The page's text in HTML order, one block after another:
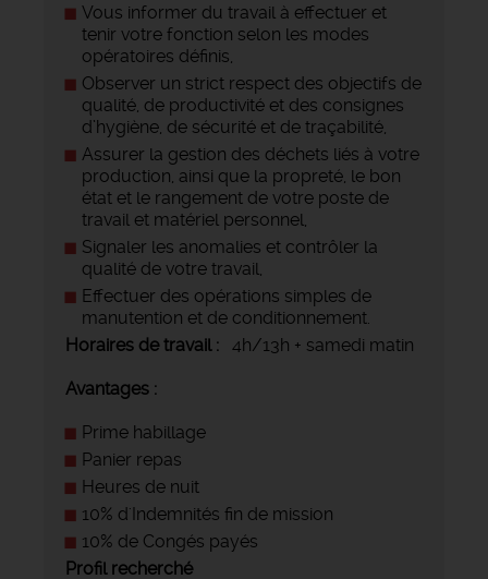
Vous informer du travail à effectuer et
tenir votre fonction selon les modes
opératoires définis,
Observer un strict respect des objectifs de
qualité, de productivité et des consignes
d’hygiène, de sécurité et de traçabilité,
Assurer la gestion des déchets liés à votre
production, ainsi que la propreté, le bon
état et le rangement de votre poste de
travail et matériel personnel,
Signaler les anomalies et contrôler la
qualité de votre travail,
Effectuer des opérations simples de
manutention et de conditionnement.
Horaires de travail :
4h/13h + samedi matin
Avantages :
Prime habillage
Panier repas
Heures de nuit
10% d'Indemnités fin de mission
10% de Congés payés
Profil recherché